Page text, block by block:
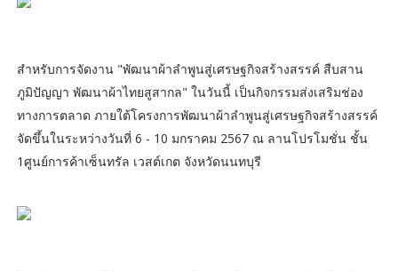
สำหรับการจัดงาน "พัฒนาผ้าลำพูนสู่เศรษฐกิจสร้างสรรค์ สืบสาน
ภูมิปัญญา พัฒนาผ้าไทยสูสากล" ในวันนี้ เป็นกิจกรรมส่งเสริมช่อง
ทางการตลาด ภายใต้โครงการพัฒนาผ้าลำพูนสู่เศรษฐกิจสร้างสรรค์
จัดขึ้นในระหว่างวันที่ 6 - 10 มกราคม 2567 ณ ลานโปรโมชั่น ชั้น
1ศูนย์การค้าเซ็นทรัล เวสต์เกต จังหวัดนนทบุรี